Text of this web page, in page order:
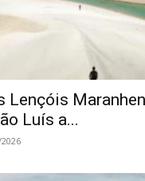
Lençóis
Luís a...